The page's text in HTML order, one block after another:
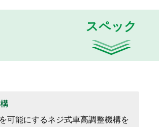
スペック
可能にするネジ式車高調整機構を